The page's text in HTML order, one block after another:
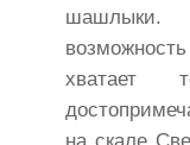
хватает